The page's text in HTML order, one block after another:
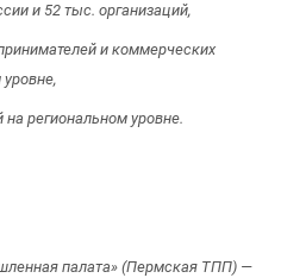
и 52 тыс. организаций,
и коммерческих
региональном уровне.
палата» (Пермская ТПП) —